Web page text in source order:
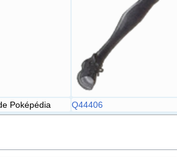
Poképédia Q44406